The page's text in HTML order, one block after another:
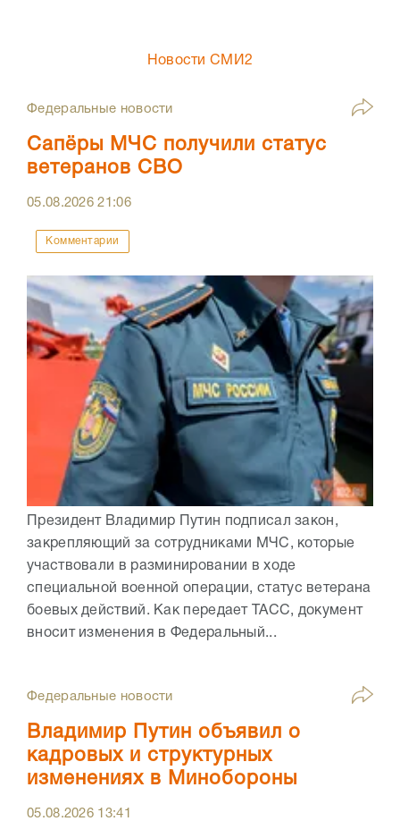
Новости СМИ2
Федеральные новости
Сапёры МЧС получили статус
ветеранов СВО
05.08.202621:06
Комментарии
Президент Владимир Путин подписал закон,
закрепляющий за сотрудниками МЧС, которые
участвовали в разминировании в ходе
специальной военной операции, статус ветерана
боевых действий. Как передает ТАСС, документ
вносит изменения в Федеральный...
Федеральные новости
Владимир Путин объявил о
кадровых и структурных
изменениях в Минобороны
05.08.2026 13:41